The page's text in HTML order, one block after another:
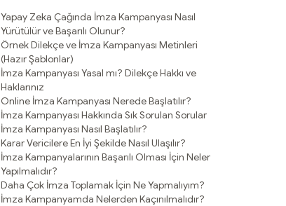
Yapay Zeka Çağında İmza Kampanyası Nasıl
Yürütülür ve Başarılı Olunur?
Örnek Dilekçe ve İmza Kampanyası Metinleri
(Hazır Şablonlar)
İmza Kampanyası Yasal mı? Dilekçe Hakkı ve
Haklarınız
Online İmza Kampanyası Nerede Başlatılır?
İmza Kampanyası Hakkında Sık Sorulan Sorular
İmza Kampanyası Nasıl Başlatılır?
Karar Vericilere En İyi Şekilde Nasıl Ulaşılır?
İmza Kampanyalarının Başarılı Olması İçin Neler
Yapılmalıdır?
Daha Çok İmza Toplamak İçin Ne Yapmalıyım?
İmza Kampanyamda Nelerden Kaçınılmalıdır?